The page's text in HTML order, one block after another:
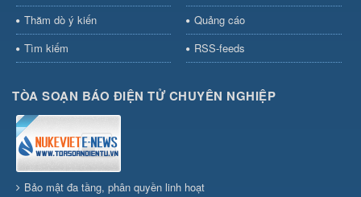
Thăm dò ý kiến
Quảng cáo
Tìm kiếm
RSS-feeds
TÒA SOẠN BÁO ĐIỆN TỬ CHUYÊN NGHIỆP
Bảo mật đa tầng, phân quyền linh hoạt